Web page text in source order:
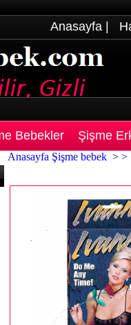
Anasayfa
Bebekler Şişme
Anasayfa Şişme bebek > >